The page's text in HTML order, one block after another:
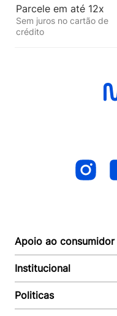
Parcele em até 12x
Sem juros no cartão de
crédito
Apoio ao consumidor
Autoatendimento
Suporte e reparo
Acompanhar Entrega
Institucional
Quem somos
Revendedor
Politicas